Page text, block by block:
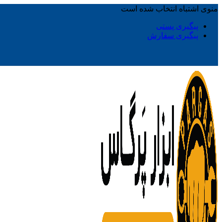
منوی اشتباه انتخاب شده است
پیگیری پستی
پیگیری سفارش